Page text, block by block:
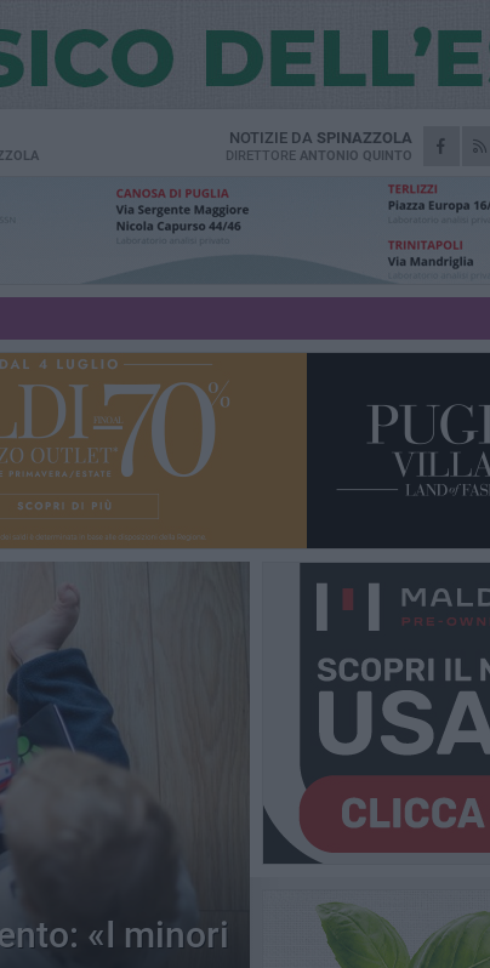
NOTIZIE DA SPINAZZOLA
DIRETTORE ANTONIO QUINTO
«I minori